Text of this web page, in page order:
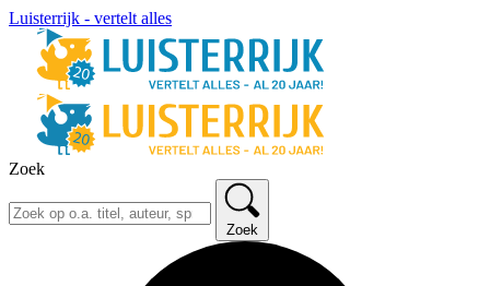
Luisterrijk - vertelt alles
Zoek
Zoek